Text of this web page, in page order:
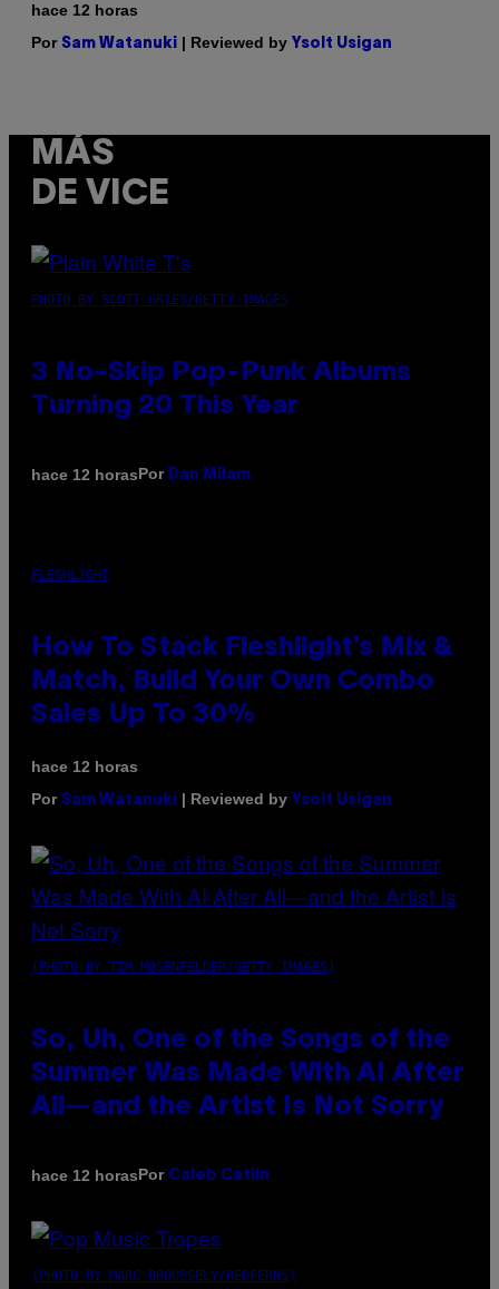
hace 12 horas
Por Sam Watanuki | Reviewed by Ysolt Usigan
MÁS
DE VICE
PHOTO BY SCOTT GRIES/GETTY IMAGES
3 No-Skip Pop-Punk Albums
Turning 20 This Year
hace 12 horasPor Dan Milam
FLESHLIGHT
How To Stack Fleshlight’s Mix &
Match, Build Your Own Combo
Sales Up To 30%
hace 12 horas
Por Sam Watanuki | Reviewed by Ysolt Usigan
(PHOTO BY TIM MOSENFELDER/GETTY IMAGES)
So, Uh, One of the Songs of the
Summer Was Made With AI After
All—and the Artist Is Not Sorry
hace 12 horasPor Caleb Catlin
(PHOTO BY MARC BROUSSELY/REDFERNS)